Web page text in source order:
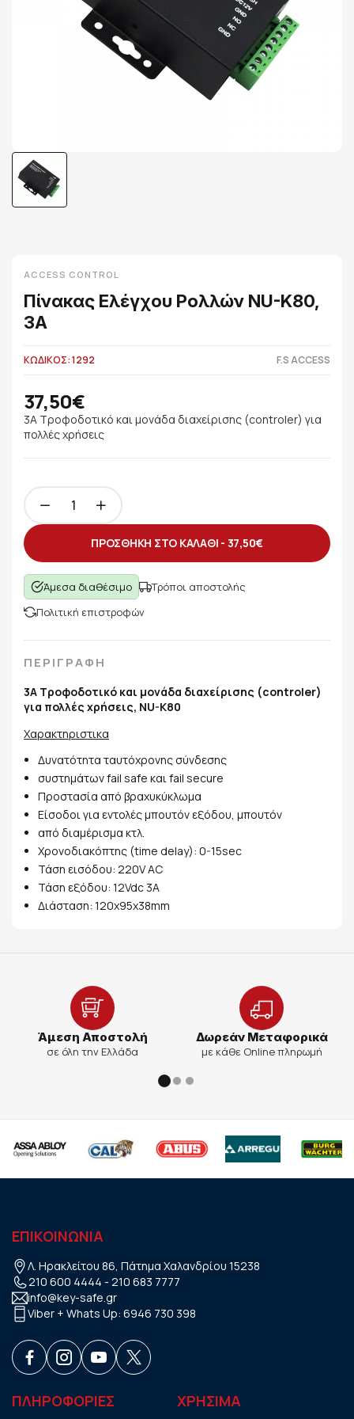
ACCESS CONTROL
Πίνακας Ελέγχου Ρολλών NU-K80,
3A
ΚΩΔΙΚΟΣ: 1292 F.S ACCESS
37,50€
3A Τροφοδοτικό και μονάδα διαχείρισης (controler) για
πολλές χρήσεις
ΠΡΟΣΘΗΚΗ ΣΤΟ ΚΑΛΑΘΙ - 37,50€
Άμεσα διαθέσιμο
Τρόποι αποστολής
Πολιτική επιστροφών
ΠΕΡΙΓΡΑΦΗ
3A Τροφοδοτικό και μονάδα διαχείρισης (controler)
για πολλές χρήσεις, NU-K80
Χαρακτηριστικα
Δυνατότητα ταυτόχρονης σύνδεσης
συστημάτων fail safe και fail secure
Προστασία από βραχυκύκλωμα
Είσοδοι για εντολές μπουτόν εξόδου, μπουτόν
από διαμέρισμα κτλ.
Χρονοδιακόπτης (time delay): 0-15sec
Τάση εισόδου: 220V AC
Τάση εξόδου: 12Vdc 3A
Διάσταση: 120x95x38mm
Άμεση Αποστολή
σε όλη την Ελλάδα
Δωρεάν Μεταφορικά
με κάθε Online πληρωμή
ΕΠΙΚΟΙΝΩΝΙΑ
Λ. Ηρακλείτου 86, Πάτημα Χαλανδρίου 15238
210 600 4444 - 210 683 7777
info@key-safe.gr
Viber + Whats Up: 6946 730 398
ΠΛΗΡΟΦΟΡΙΕΣ ΧΡHΣΙΜΑ